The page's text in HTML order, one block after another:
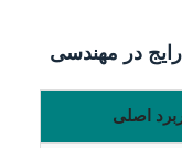
در مهندسی
اصلی